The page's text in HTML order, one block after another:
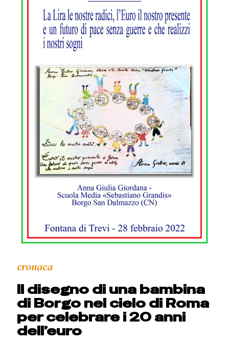
cronaca
Il disegno di una bambina
di Borgo nel cielo di Roma
per celebrare i 20 anni
dell’euro